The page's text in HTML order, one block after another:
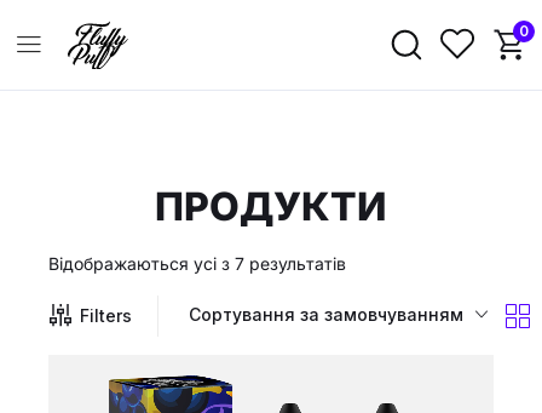
0
ПРОДУКТИ
Відображаються усі з 7 результатів
Filters Сортування за замовчуванням